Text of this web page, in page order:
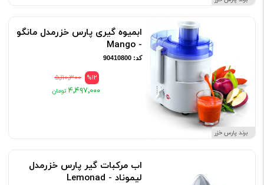
برند پارس خزر
ابمیوه گیری پارس خزرمدل مانگو
- Mango
کد: 90410800
%12 ۵٬۱۱۰٬۳۰۰
۴٬۴۹۷٬۰۰۰
اب مرکبات گیر پارس خزرمدل
لیموناد - Lemonad